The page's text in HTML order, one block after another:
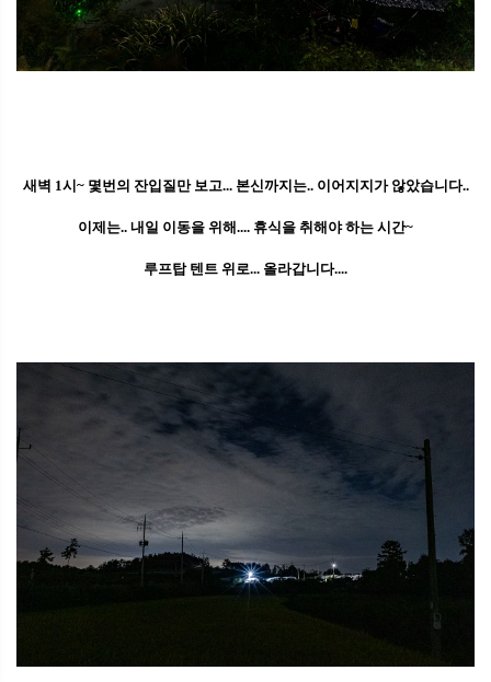
새벽 1시~ 몇번의 잔입질만 보고... 본신까지는.. 이어지지가 않았습니다..
이제는.. 내일 이동을 위해.... 휴식을 취해야 하는 시간~
루프탑 텐트 위로... 올라갑니다....